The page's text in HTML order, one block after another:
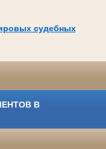
судебных
В